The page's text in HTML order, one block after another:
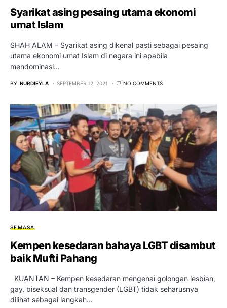
Syarikat asing pesaing utama ekonomi
umat Islam
SHAH ALAM – Syarikat asing dikenal pasti sebagai pesaing
utama ekonomi umat Islam di negara ini apabila
mendominasi…
BY NURDIEYLA SEPTEMBER 12, 2021 NO COMMENTS
SEMASA
Kempen kesedaran bahaya LGBT disambut
baik Mufti Pahang
KUANTAN – Kempen kesedaran mengenai golongan lesbian,
gay, biseksual dan transgender (LGBT) tidak seharusnya
dilihat sebagai langkah…